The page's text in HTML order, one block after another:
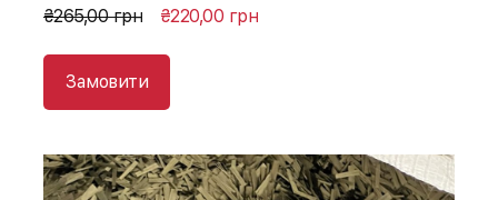
₴265,00 грн
₴220,00 грн
Замовити